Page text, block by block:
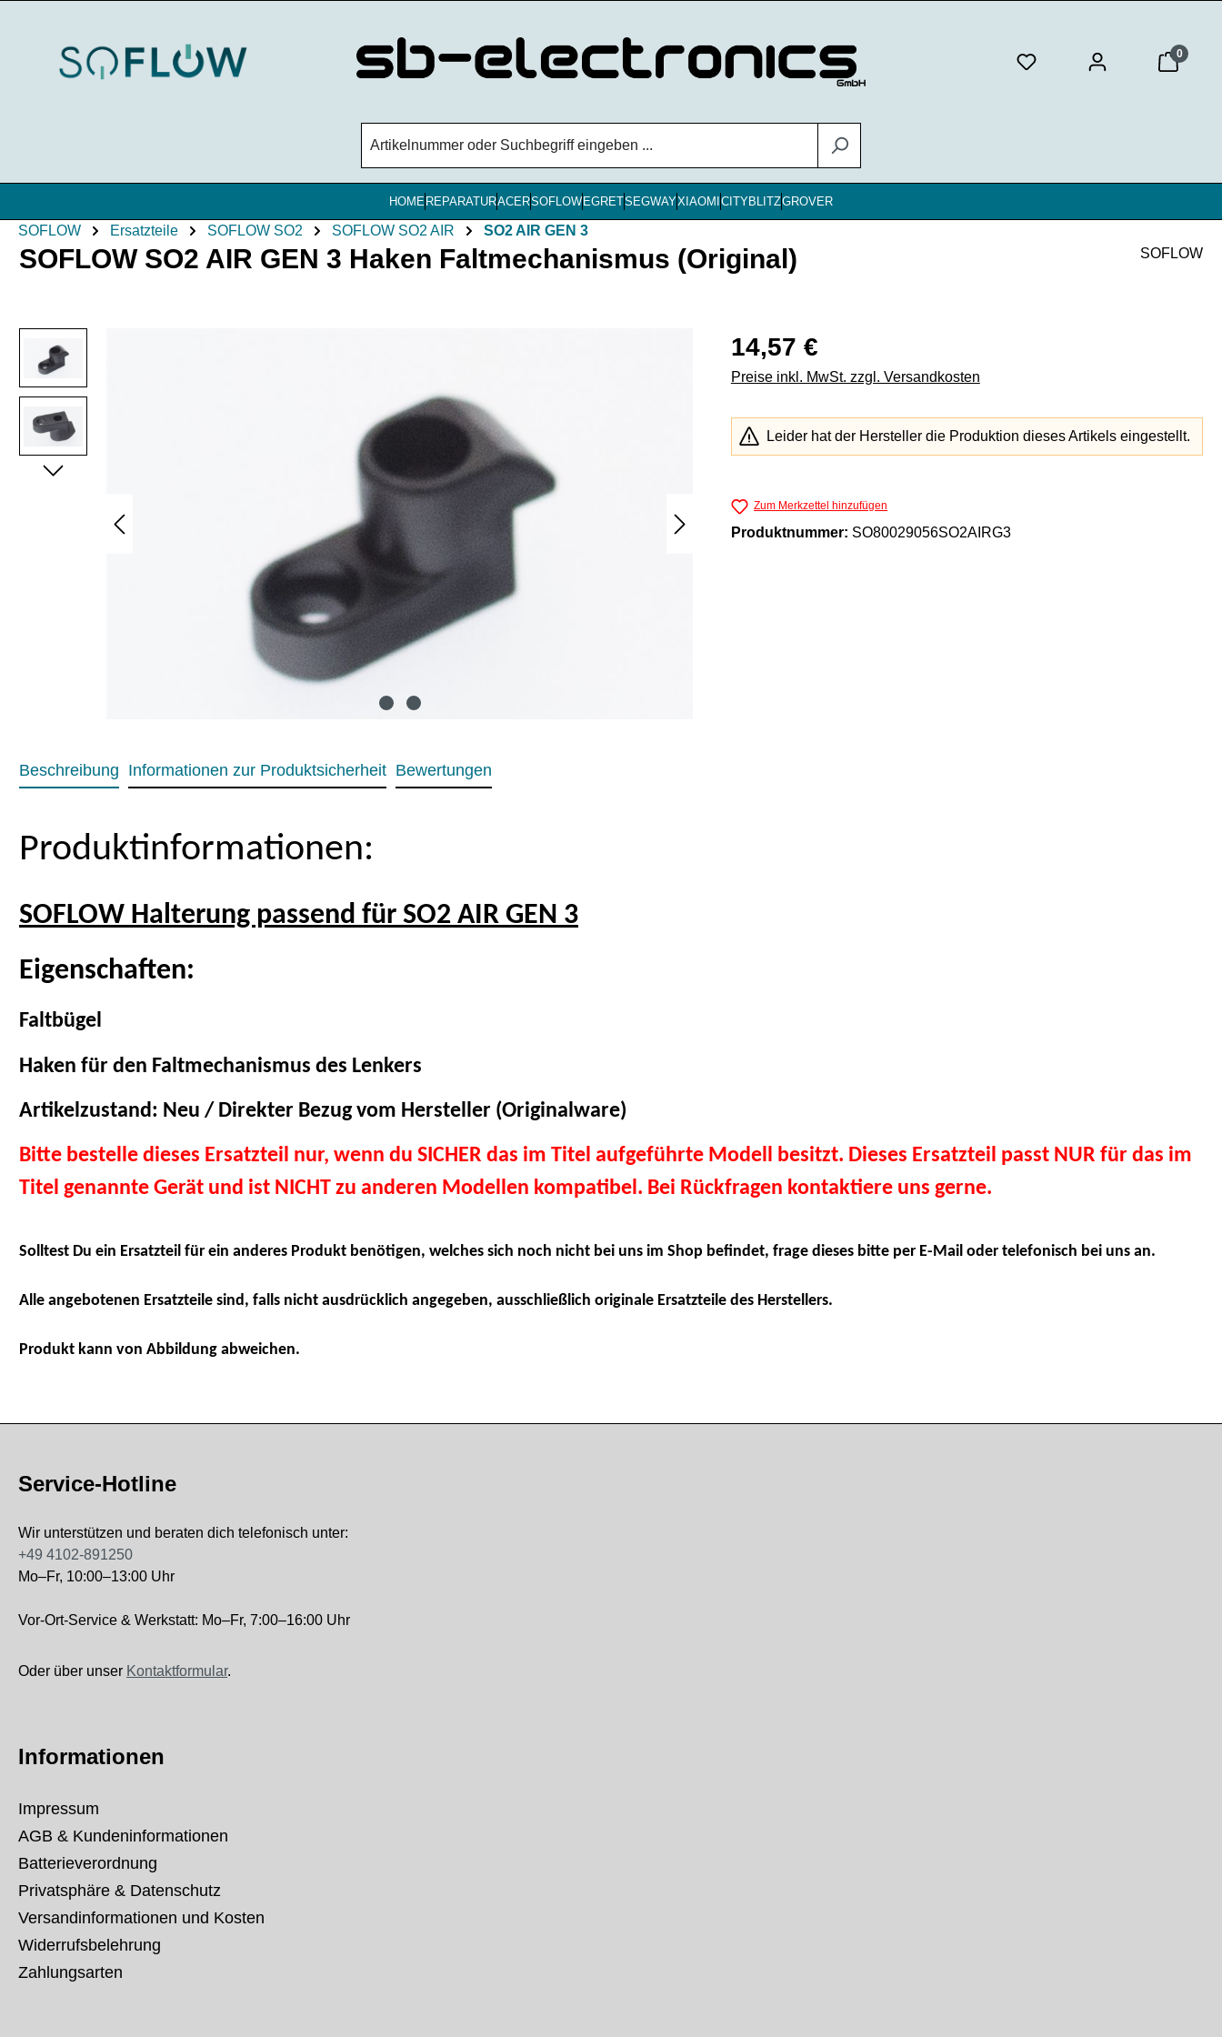
0
HOME REPARATURACERSOFLOW EGRETSEGWAYXIAOMI CITYBLITZGROVER
SOFLOW Ersatzteile SOFLOW SO2 SOFLOW SO2 AIR SO2 AIR GEN 3
SOFLOW SO2 AIR GEN 3 Haken Faltmechanismus (Original) SOFLOW
Regulärer Preis:
14,57 €
Preise inkl. MwSt. zzgl. Versandkosten
Leider hat der Hersteller die Produktion dieses Artikels eingestellt.
Zum Merkzettel hinzufügen
Produktnummer: SO80029056SO2AIRG3
Beschreibung Informationen zur Produktsicherheit Bewertungen
Produktinformationen:
SOFLOW Halterung passend für SO2 AIR GEN 3
Eigenschaften:
Faltbügel
Haken für den Faltmechanismus des Lenkers
Artikelzustand: Neu / Direkter Bezug vom Hersteller (Originalware)
Bitte bestelle dieses Ersatzteil nur, wenn du SICHER das im Titel aufgeführte Modell besitzt. Dieses Ersatzteil passt NUR für das im
Titel genannte Gerät und ist NICHT zu anderen Modellen kompatibel. Bei Rückfragen kontaktiere uns gerne.
Solltest Du ein Ersatzteil für ein anderes Produkt benötigen, welches sich noch nicht bei uns im Shop befindet, frage dieses bitte per E-Mail oder telefonisch bei uns an.
Alle angebotenen Ersatzteile sind, falls nicht ausdrücklich angegeben, ausschließlich originale Ersatzteile des Herstellers.
Produkt kann von Abbildung abweichen.
Service-Hotline
Wir unterstützen und beraten dich telefonisch unter:
+49 4102-891250
Mo–Fr, 10:00–13:00 Uhr
Vor-Ort-Service & Werkstatt: Mo–Fr, 7:00–16:00 Uhr
Oder über unser Kontaktformular.
Informationen
Impressum
AGB & Kundeninformationen
Batterieverordnung
Privatsphäre & Datenschutz
Versandinformationen und Kosten
Widerrufsbelehrung
Zahlungsarten